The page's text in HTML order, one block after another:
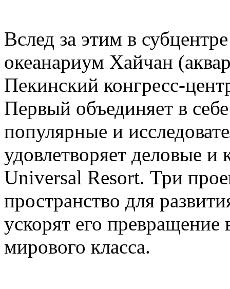
Вслед за этим в
океанариум Хайчан
Пекинский конгресс-
Первый объединяет в
популярные и
удовлетворяет деловые и
Universal Resort. Три
пространство для
ускорят его превращение
мирового класса.